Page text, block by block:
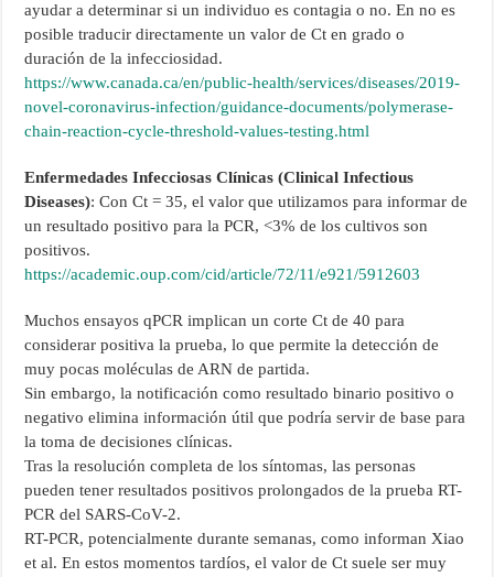
ayudar a determinar si un individuo es contagia o no. En no es
posible traducir directamente un valor de Ct en grado o
duración de la infecciosidad.
https://www.canada.ca/en/public-health/services/diseases/2019-
novel-coronavirus-infection/guidance-documents/polymerase-
chain-reaction-cycle-threshold-values-testing.html
Enfermedades Infecciosas Clínicas (Clinical Infectious
Diseases): Con Ct = 35, el valor que utilizamos para informar de
un resultado positivo para la PCR, <3% de los cultivos son
positivos.
https://academic.oup.com/cid/article/72/11/e921/5912603
Muchos ensayos qPCR implican un corte Ct de 40 para
considerar positiva la prueba, lo que permite la detección de
muy pocas moléculas de ARN de partida.
Sin embargo, la notificación como resultado binario positivo o
negativo elimina información útil que podría servir de base para
la toma de decisiones clínicas.
Tras la resolución completa de los síntomas, las personas
pueden tener resultados positivos prolongados de la prueba RT-
PCR del SARS-CoV-2.
RT-PCR, potencialmente durante semanas, como informan Xiao
et al. En estos momentos tardíos, el valor de Ct suele ser muy